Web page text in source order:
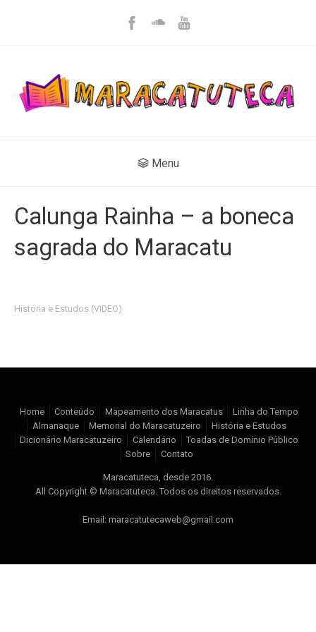
Menu
Calunga Rainha – a boneca
sagrada do Maracatu
História e Estudos (VIDEO)
Home Conteúdo Mapeamento dos Maracatus
Linha do Tempo
Almanaque
Memorial do Maracatuzeiro
História e Estudos
Dicionário Maracatuzeiro
Calendário
Toadas de Domínio Público
Sobre
Contato
Maracatuteca, desde 2016.
All Copyright © Maracatuteca. Todos os direitos reservados.
Email: maracatutecaweb@gmail.com